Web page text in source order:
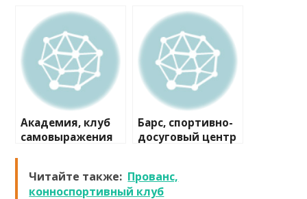
Академия, клуб
самовыражения
Барс, спортивно-
досуговый центр
Читайте также: Прованс,
конноспортивный клуб